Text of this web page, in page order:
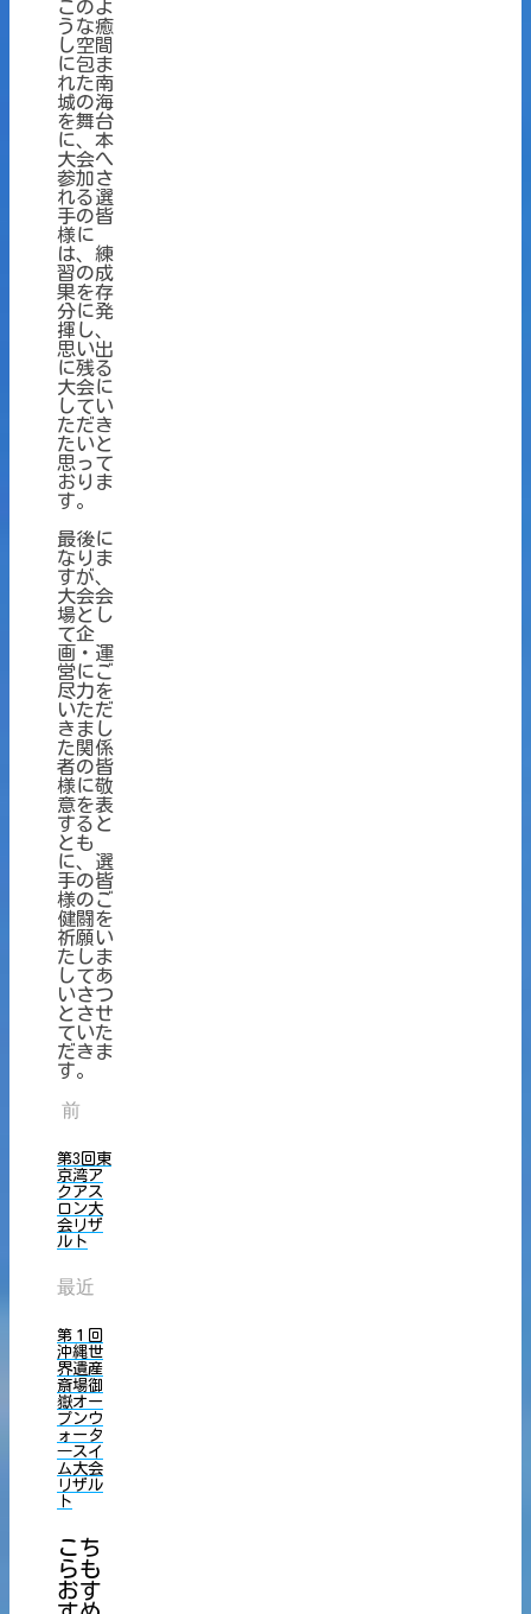
このよ
うな癒
し空間
に包ま
れた南
城の海
を舞台
に、本
大会へ
参加さ
れる選
手の皆
様に
は、練
習の成
果を存
分に発
揮し、
思い出
に残る
大会に
してい
ただき
たいと
思って
おりま
す。
最後に
なりま
すが、
大会会
場とし
て企
画・運
営にご
尽力を
いただ
きまし
た関係
者の皆
様に敬
意を表
すると
とも
に、選
手の皆
様のご
健闘を
祈願い
たしま
してあ
いさつ
とさせ
ていた
だきま
す。
前
第3回東
京湾ア
クアス
ロン大
会リザ
ルト
最近
第１回
沖縄世
界遺産
斎場御
嶽オー
プンウ
ォータ
―スイ
ム大会
リザル
ト
こち
らも
おす